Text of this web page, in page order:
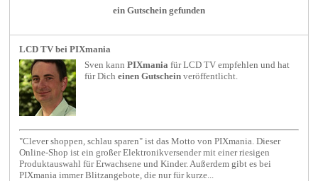
ein Gutschein gefunden
LCD TV bei PIXmania
Sven kannPIXmania fürLCD TV empfehlen und hat
für Dicheinen Gutschein veröffentlicht.
"Clever shoppen, schlau sparen" ist das Motto von PIXmania. Dieser
Online-Shop ist ein großer Elektronikversender mit einer riesigen
Produktauswahl für Erwachsene und Kinder. Außerdem gibt es bei
PIXmania immer Blitzangebote, die nur für kurze...